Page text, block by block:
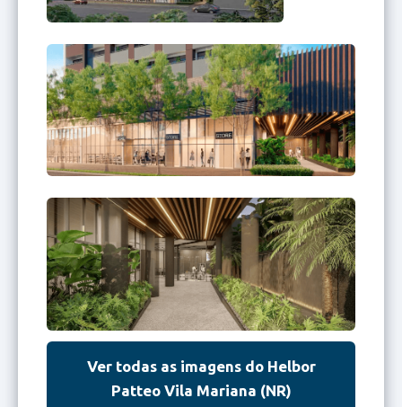
Ver todas as imagens do Helbor
Patteo Vila Mariana (NR)